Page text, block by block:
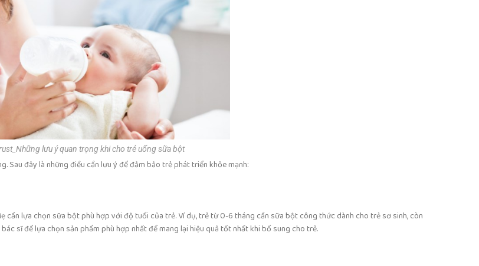
lưu ý quan trọng khi cho trẻ uống sữa bột
đây là những điều cần lưu ý để đảm bảo trẻ phát triển khỏe mạnh:
cần lựa chọn sữa bột phù hợp với độ tuổi của trẻ. Ví dụ, trẻ từ 0-6 tháng cần sữa bột công thức dành cho trẻ sơ sinh, còn
sĩ để lựa chọn sản phẩm phù hợp nhất để mang lại hiệu quả tốt nhất khi bổ sung cho trẻ.